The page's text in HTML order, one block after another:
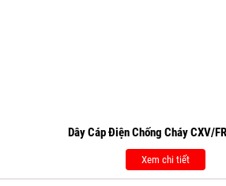
Dây Cáp Điện Chống Cháy CXV/
Xem chi tiết